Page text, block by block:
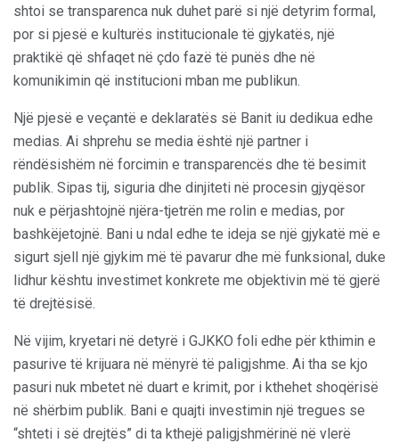
shtoi se transparenca nuk duhet parë si një detyrim formal,
por si pjesë e kulturës institucionale të gjykatës, një
praktikë që shfaqet në çdo fazë të punës dhe në
komunikimin që institucioni mban me publikun.
Një pjesë e veçantë e deklaratës së Banit iu dedikua edhe
medias. Ai shprehu se media është një partner i
rëndësishëm në forcimin e transparencës dhe të besimit
publik. Sipas tij, siguria dhe dinjiteti në procesin gjyqësor
nuk e përjashtojnë njëra-tjetrën me rolin e medias, por
bashkëjetojnë. Bani u ndal edhe te ideja se një gjykatë më e
sigurt sjell një gjykim më të pavarur dhe më funksional, duke
lidhur kështu investimet konkrete me objektivin më të gjerë
të drejtësisë.
Në vijim, kryetari në detyrë i GJKKO foli edhe për kthimin e
pasurive të krijuara në mënyrë të paligjshme. Ai tha se kjo
pasuri nuk mbetet në duart e krimit, por i kthehet shoqërisë
në shërbim publik. Bani e quajti investimin një tregues se
“shteti i së drejtës” di ta kthejë paligjshmërinë në vlerë